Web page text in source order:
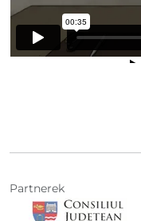
Partnerek